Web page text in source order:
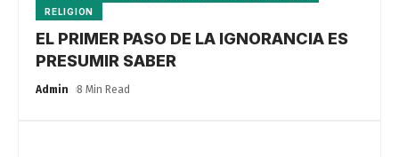
RELIGION
EL PRIMER PASO DE LA IGNORANCIA ES
PRESUMIR SABER
Admin 8 Min Read